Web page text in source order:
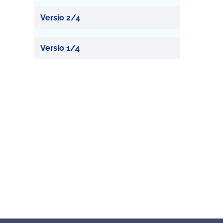
Versio 2/4
Versio 1/4